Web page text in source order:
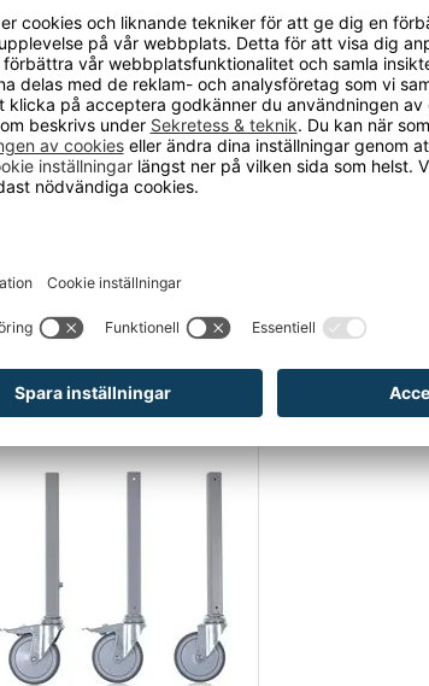
Arbetsbord Embla med 2-lådig hurts,
Art.nr: 12-678285
Alla priser är exklusive moms.
Sänds från vårt lager inom 5-6 dagar
med 2-lådig hurts, 2000x800 mm. Grå laminat
Arbetsbord Embla med 2-lådig hurts,
Alla priser är exklusive moms.
BEHÖVER?
-15%RABATT!